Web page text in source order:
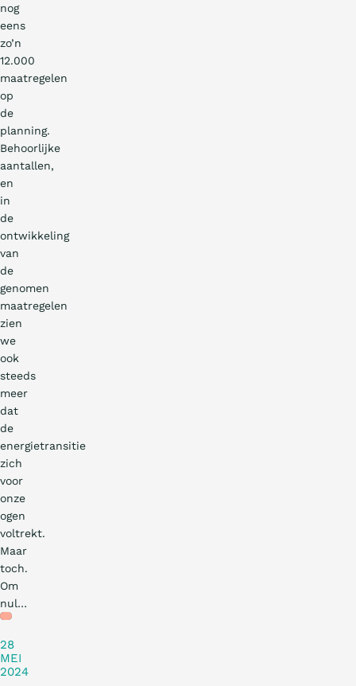
nog
eens
zo’n
12.000
maatregelen
op
de
planning.
Behoorlijke
aantallen,
en
in
de
ontwikkeling
van
de
genomen
maatregelen
zien
we
ook
steeds
meer
dat
de
energietransitie
zich
voor
onze
ogen
voltrekt.
Maar
toch.
Om
nul…Blog
28
MEI
2024